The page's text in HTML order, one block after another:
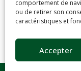
comportement de
ou de retirer son
caractéristiques et
Accepter